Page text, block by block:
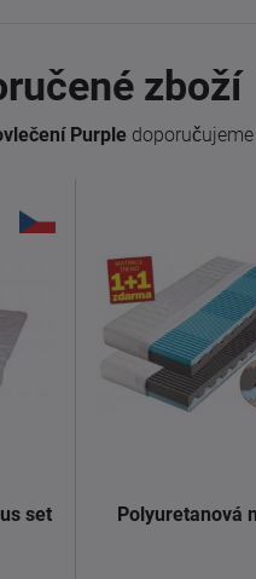
zboží
Purple
set Polyuretanová